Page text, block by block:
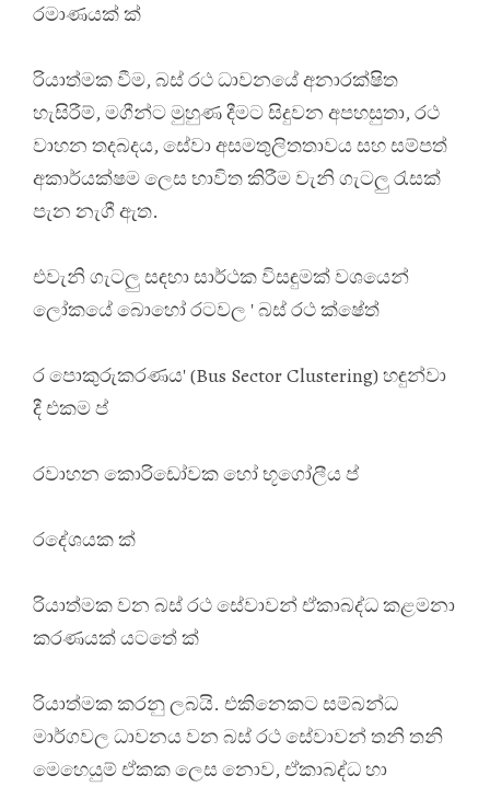
රමාණයක් ක්
රියාත්මක වීම, බස් රථ ධාවනයේ අනාරක්ෂිත
හැසිරීම්, මගීන්ට මුහුණ දීමට සිදුවන අපහසුතා, රථ
වාහන තදබදය, සේවා අසමතුලිතතාවය සහ සම්පත්
අකාර්යක්ෂම ලෙස භාවිත කිරීම වැනි ගැටලු රැසක්
පැන නැගී ඇත.
එවැනි ගැටලු සඳහා සාර්ථක විසඳුමක් වශයෙන්
ලෝකයේ බොහෝ රටවල ' බස් රථ ක්ෂේත්
ර පොකුරුකරණය' (Bus Sector Clustering) හඳුන්වා
දී එකම ප්
රවාහන කොරිඩෝවක හෝ භූගෝලීය ප්
රදේශයක ක්
රියාත්මක වන බස් රථ සේවාවන් ඒකාබද්ධ කළමනා
කරණයක් යටතේ ක්
රියාත්මක කරනු ලබයි. එකිනෙකට සම්බන්ධ
මාර්ගවල ධාවනය වන බස් රථ සේවාවන් තනි තනි
මෙහෙයුම් ඒකක ලෙස නොව, ඒකාබද්ධ හා